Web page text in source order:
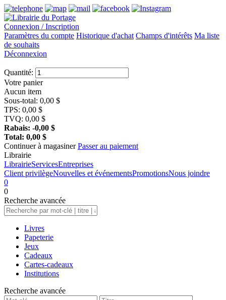
Connexion / Inscription
Paramètres du compte Historique d'achat Champs d'intérêts Ma liste
de souhaits
Déconnexion
Quantité:
Votre panier
Aucun item
Sous-total: 0,00 $
TPS: 0,00 $
TVQ: 0,00 $
Rabais: -0,00 $
Total: 0,00 $
Continuer à magasiner Passer au paiement
Librairie
LibrairieServicesEntreprises
Client privilègeNouvelles et événementsPromotionsNous joindre
0
0
Recherche avancée
Livres
Papeterie
Jeux
Cadeaux
Cartes-cadeaux
Institutions
Recherche avancée